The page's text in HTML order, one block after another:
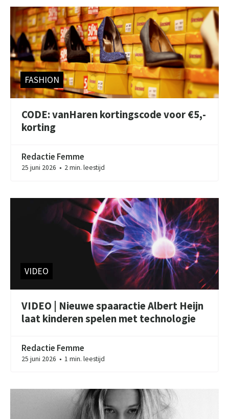
FASHION
CODE: vanHaren kortingscode voor €5,-
korting
Redactie Femme
25 juni 2026 ● 2 min. leestijd
VIDEO
VIDEO | Nieuwe spaaractie Albert Heijn
laat kinderen spelen met technologie
Redactie Femme
25 juni 2026 ● 1 min. leestijd